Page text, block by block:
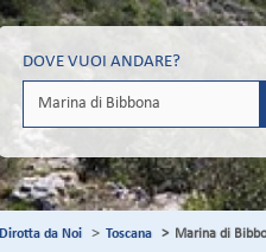
DOVE VUOI ANDARE?
Dirotta da Noi Toscana Marina di